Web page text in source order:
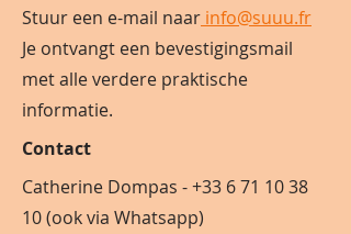
Stuur een e-mail naar info@suuu.fr
Je ontvangt een bevestigingsmail
met alle verdere praktische
informatie.
Contact
Catherine Dompas -+33 6 71 10 38
10(ook via Whatsapp)